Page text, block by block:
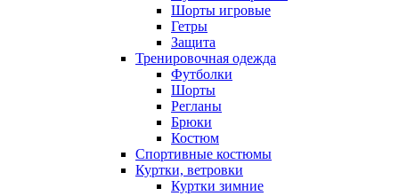
Шорты игровые
Гетры
Защита
Тренировочная одежда
Футболки
Шорты
Регланы
Брюки
Костюм
Спортивные костюмы
Куртки, ветровки
Куртки зимние